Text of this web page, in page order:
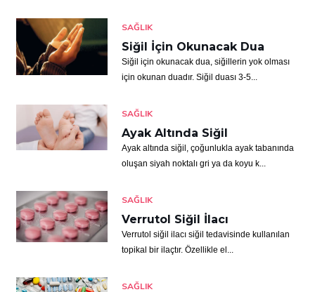
SAĞLIK
Siğil İçin Okunacak Dua
Siğil için okunacak dua, siğillerin yok olması
için okunan duadır. Siğil duası 3-5...
SAĞLIK
Ayak Altında Siğil
Ayak altında siğil, çoğunlukla ayak tabanında
oluşan siyah noktalı gri ya da koyu k...
SAĞLIK
Verrutol Siğil İlacı
Verrutol siğil ilacı siğil tedavisinde kullanılan
topikal bir ilaçtır. Özellikle el...
SAĞLIK